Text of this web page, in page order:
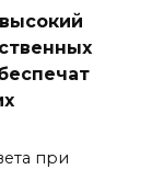
при